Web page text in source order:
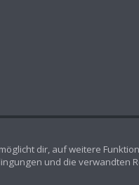
dir, auf weitere
und die verwandten